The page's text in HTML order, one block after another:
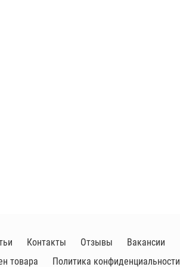
Контакты Отзывы
Вакансии
товара Политика конфиденциальности